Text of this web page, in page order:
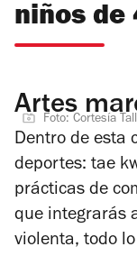
niños de
Artes
Foto: Cortesía
Dentro de esta
deportes: tae
prácticas de
que integrarás
violenta, todo